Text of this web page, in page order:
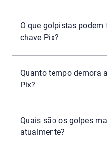
O que golpistas
chave Pix?
Quanto tempo demora
Pix?
Quais são os golpes
atualmente?